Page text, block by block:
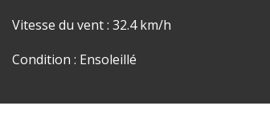
Vitesse du vent : 32.4 km/h
Condition : Ensoleillé